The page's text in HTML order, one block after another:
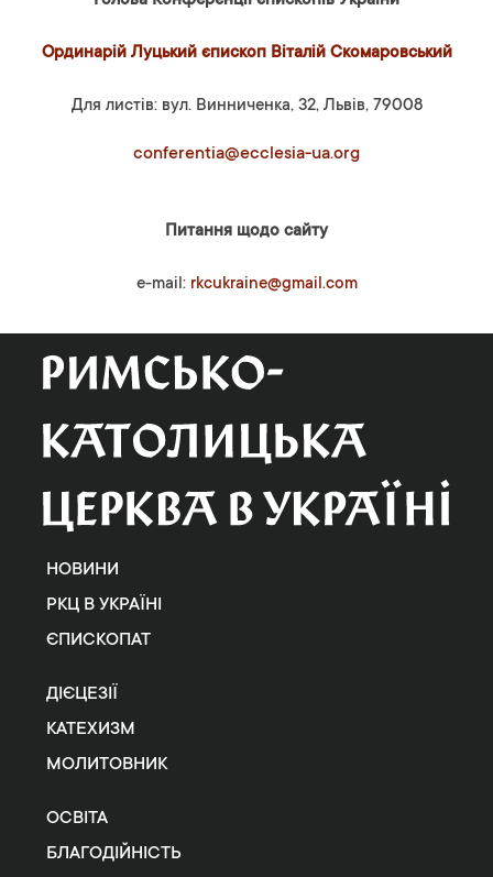
Ординарій Луцький єпископ Віталій Скомаровський
Для листів: вул. Винниченка, 32, Львів, 79008
conferentia@ecclesia-ua.org
Питання щодо сайту
e-mail: rkcukraine@gmail.com
НОВИНИ
РКЦ В УКРАЇНІ
ЄПИСКОПАТ
ДІЄЦЕЗІЇ
КАТЕХИЗМ
МОЛИТОВНИК
ОСВІТА
БЛАГОДІЙНІСТЬ